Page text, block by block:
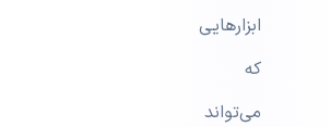
ابزارهایی
که
می‌تواند